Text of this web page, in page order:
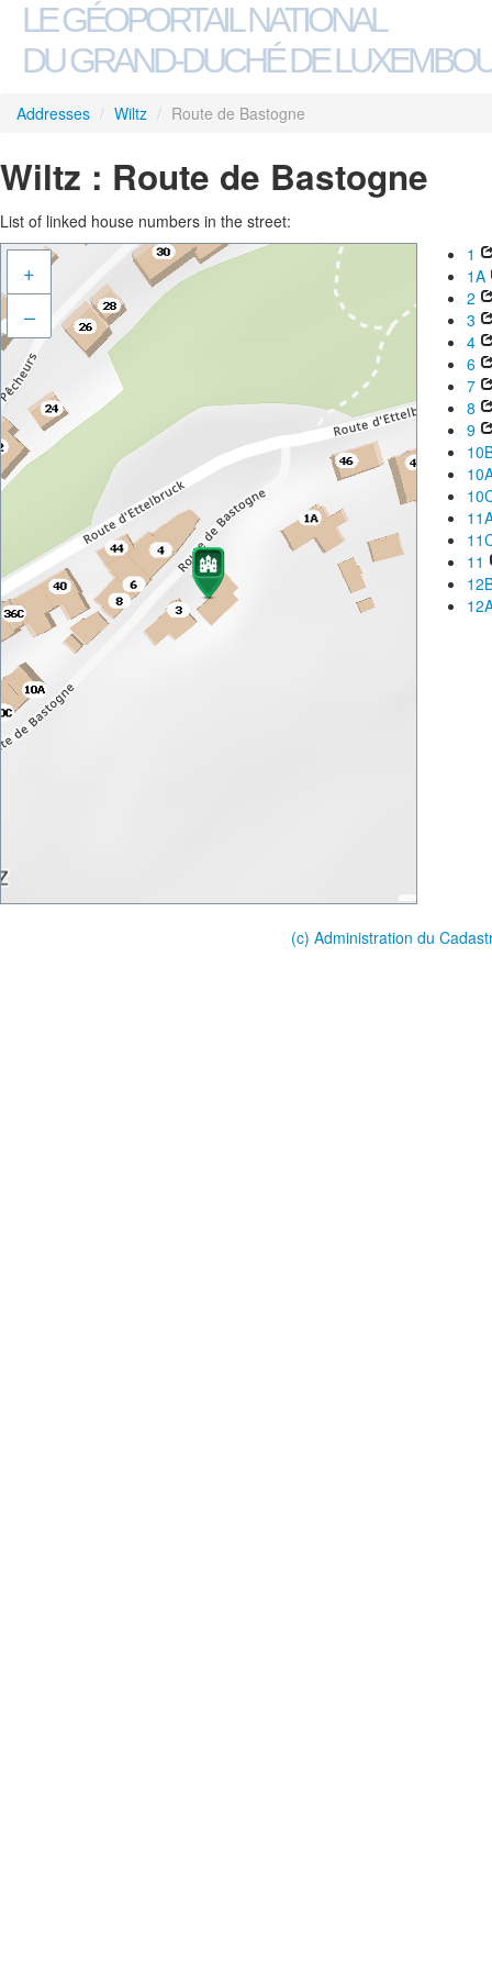
LE GÉOPORTAIL NATIONAL
DU GRAND-DUCHÉ DE
Addresses / Wiltz / Route de Bastogne
Wiltz : Route de Bastogne
List of linked house numbers in the street:
+
–
1
1A
2
3
4
6
7
8
9
11
(c) Administration du